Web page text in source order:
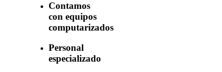
Contamos
con equipos
computarizados
Personal
especializado